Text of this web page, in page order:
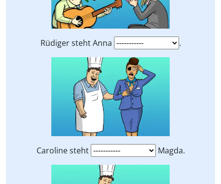
Rüdiger steht Anna .
Caroline steht Magda.